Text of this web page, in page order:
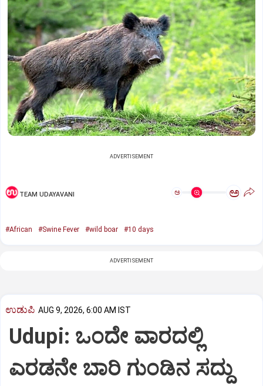
ADVERTISEMENT
TEAM UDAYAVANI ಅ ಅ
#African #Swine Fever #wild boar #10 days
ADVERTISEMENT
ಉಡುಪಿ AUG 9, 2026, 6:00 AM IST
Udupi: ಒಂದೇ ವಾರದಲ್ಲಿ
ಎರಡನೇ ಬಾರಿ ಗುಂಡಿನ ಸದ್ದು